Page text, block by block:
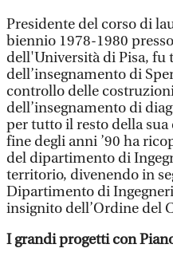
Presidente del corso di
biennio 1978-1980
dell'Università di Pisa,
dell’insegnamento di
controllo delle
dell’insegnamento di
per tutto il resto della
fine degli anni ’90 ha
del dipartimento di
territorio, divenendo in
Dipartimento di
insignito dell’Ordine del
I grandi progetti con